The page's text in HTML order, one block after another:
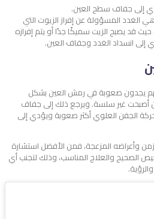
إلى جفاف سطح العين.
الغدد المسؤولة عن إفراز الزيوت التي
قد يصبح الزيت سميكًا جدًا أو يتم إفرازه
إلى انسداد الغدد وجفاف العين.
يجدون صعوبة في رمش العين بشكل
أصبحت غير سلسة. ويرجع ذلك إلى جفاف
الجفن العلوي أكثر صعوبة ويؤدي إلى
وأعراضه المزعجة، فمن الأفضل استشارة
الصحيح والعلاج المناسب، وذلك لتجنب أي